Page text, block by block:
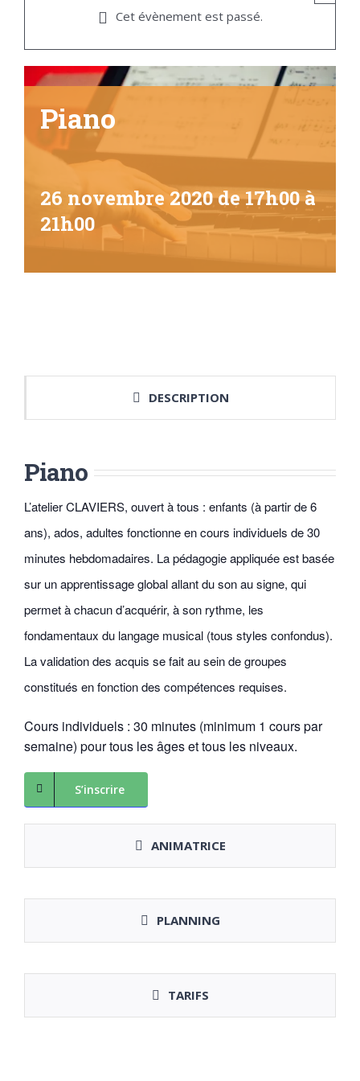
Cet évènement est passé.
Piano
26 novembre 2020 de 17h00à
21h00
DESCRIPTION
Piano
L’atelier CLAVIERS, ouvert à tous : enfants (à partir de 6
ans), ados, adultes fonctionne en cours individuels de 30
minutes hebdomadaires. La pédagogie appliquée est basée
sur un apprentissage global allant du son au signe, qui
permet à chacun d’acquérir, à son rythme, les
fondamentaux du langage musical (tous styles confondus).
La validation des acquis se fait au sein de groupes
constitués en fonction des compétences requises.
Cours individuels : 30 minutes (minimum 1 cours par
semaine) pour tous les âges et tous les niveaux.
S’inscrire
ANIMATRICE
PLANNING
TARIFS